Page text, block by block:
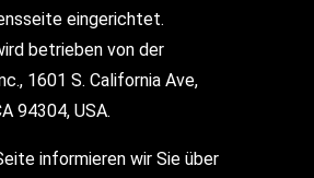
eingerichtet.
betrieben von der
1601 S. California Ave,
94304, USA.
informieren wir Sie über